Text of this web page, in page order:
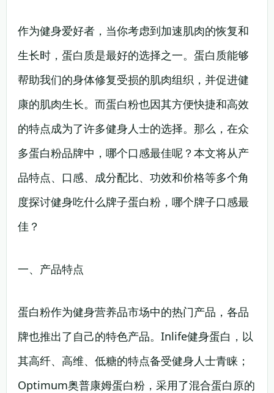
作为健身爱好者，当你考虑到加速肌肉的恢复和
生长时，蛋白质是最好的选择之一。蛋白质能够
帮助我们的身体修复受损的肌肉组织，并促进健
康的肌肉生长。而蛋白粉也因其方便快捷和高效
的特点成为了许多健身人士的选择。那么，在众
多蛋白粉品牌中，哪个口感最佳呢？本文将从产
品特点、口感、成分配比、功效和价格等多个角
度探讨健身吃什么牌子蛋白粉，哪个牌子口感最
佳？
一、产品特点
蛋白粉作为健身营养品市场中的热门产品，各品
牌也推出了自己的特色产品。Inlife健身蛋白，以
其高纤、高维、低糖的特点备受健身人士青睐；
Optimum奥普康姆蛋白粉，采用了混合蛋白原的